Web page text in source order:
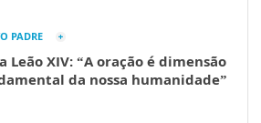
PADRE
Leão XIV: “A oração é dimensão
da nossa humanidade”